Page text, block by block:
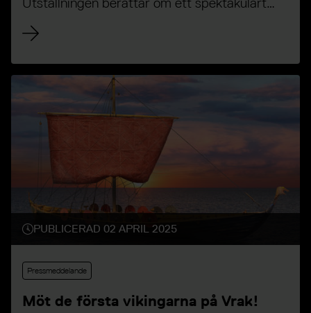
arkeologiskt fynd i form av två båtgravar från
700-talet och omdefinierar vår syn på
vikingarnas ursprung.
PUBLICERAD 02 APRIL 2025
Pressmeddelande
Möt de första vikingarna på Vrak!